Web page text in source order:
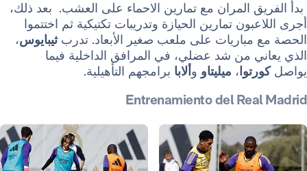
المران مع تمارين الاحماء على العشب. بعد ذلك،
تمارين الحيازة وتدريبات تكتيكية ثم اختتموا
على ملعب صغير الأبعاد. تدربثيبايوس،
من شد عضلي، في المرافق الداخلية فيما
،ميليتاوو ألابابرامجهم التأهيلية.
Entrenamiento del